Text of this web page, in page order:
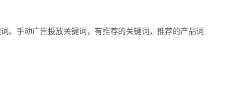
。手动广告投放关键词，有推荐的关键词，推荐的产品词